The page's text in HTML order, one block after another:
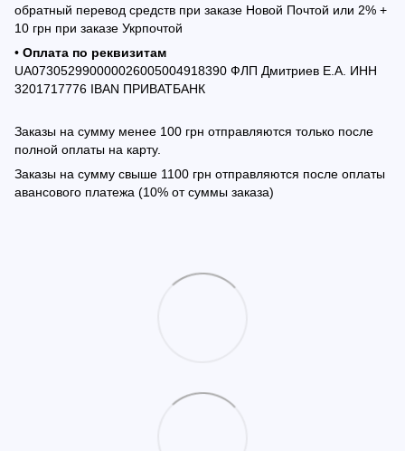
обратный перевод средств при заказе Новой Почтой или 2% +
10 грн при заказе Укрпочтой
• Оплата по реквизитам
UA073052990000026005004918390 ФЛП Дмитриев Е.А. ИНН
3201717776 IBAN ПРИВАТБАНК
Заказы на сумму менее 100 грн отправляются только после
полной оплаты на карту.
Заказы на сумму свыше 1100 грн отправляются после оплаты
авансового платежа (10% от суммы заказа)